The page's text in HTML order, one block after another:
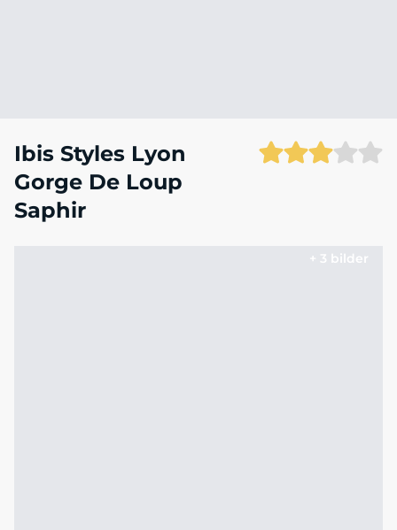
Ibis Styles Lyon
Gorge De Loup
Saphir
+ 3 bilder